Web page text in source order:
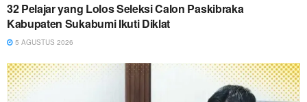
32 Pelajar yang Lolos Seleksi Calon Paskibraka
Kabupaten Sukabumi Ikuti Diklat
5 AGUSTUS 2026